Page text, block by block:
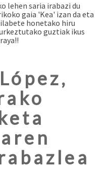
lehen saria irabazi du
gaia 'Kea' izan da eta
honetako hiru
guztiak ikus